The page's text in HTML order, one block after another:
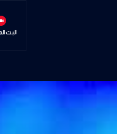
البث